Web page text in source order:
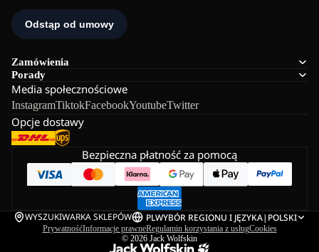
Zamówienia
Porady
Media społecznościowe
InstagramTiktokFacebookYoutubeTwitter
Opcje dostawy
Bezpieczna płatność za pomocą
WYSZUKIWARKA SKLEPÓW PLWYBÓR REGIONU I JĘZYKA| POLSKI
PrywatnośćInformacje prawneRegulamin korzystania z usługCookies
© 2026 Jack Wolfskin